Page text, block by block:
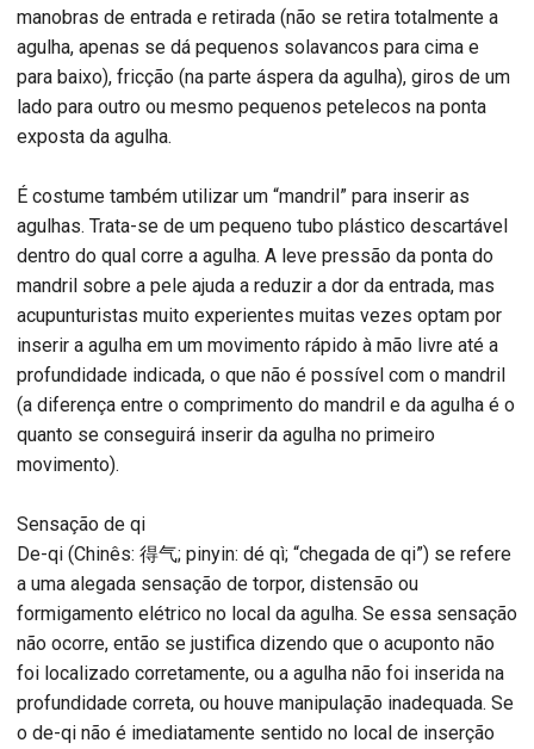
manobras de entrada e retirada (não se retira totalmente a
agulha, apenas se dá pequenos solavancos para cima e
para baixo), fricção (na parte áspera da agulha), giros de um
lado para outro ou mesmo pequenos petelecos na ponta
exposta da agulha.
É costume também utilizar um “mandril” para inserir as
agulhas. Trata-se de um pequeno tubo plástico descartável
dentro do qual corre a agulha. A leve pressão da ponta do
mandril sobre a pele ajuda a reduzir a dor da entrada, mas
acupunturistas muito experientes muitas vezes optam por
inserir a agulha em um movimento rápido à mão livre até a
profundidade indicada, o que não é possível com o mandril
(a diferença entre o comprimento do mandril e da agulha é o
quanto se conseguirá inserir da agulha no primeiro
movimento).
Sensação de qi
De-qi (Chinês: 得气; pinyin: dé qì; “chegada de qi”) se refere
a uma alegada sensação de torpor, distensão ou
formigamento elétrico no local da agulha. Se essa sensação
não ocorre, então se justifica dizendo que o acuponto não
foi localizado corretamente, ou a agulha não foi inserida na
profundidade correta, ou houve manipulação inadequada. Se
o de-qi não é imediatamente sentido no local de inserção